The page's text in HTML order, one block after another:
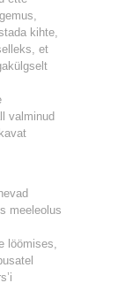
kihte,
et
valminud
meeleolus
löömises,